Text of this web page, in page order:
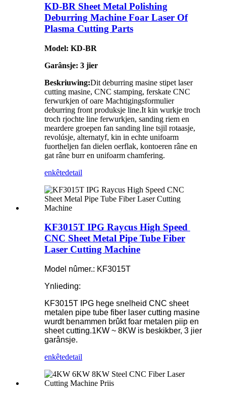
KD-BR Sheet Metal Polishing
Deburring Machine Foar Laser Of
Plasma Cutting Parts
Model: KD-BR
Garânsje: 3 jier
Beskriuwing:Dit deburring masine stipet laser
cutting masine, CNC stamping, ferskate CNC
ferwurkjen of oare Machtigingsformulier
deburring front produksje line.It kin wurkje troch
troch rjochte line ferwurkjen, sanding riem en
meardere groepen fan sanding line tsjil rotaasje,
revolúsje, alternatyf, kin in echte unifoarm
fuortheljen fan dielen oerflak, kontoeren râne en
gat râne burr en unifoarm chamfering.
enkêtedetail
KF3015T IPG Raycus High Speed ​​
CNC Sheet Metal Pipe Tube Fiber
Laser Cutting Machine
Model nûmer.: KF3015T
Ynlieding:
KF3015T IPG hege snelheid CNC sheet
metalen pipe tube fiber laser cutting masine
wurdt benammen brûkt foar metalen piip en
sheet cutting.1KW ~ 8KW is beskikber, 3 jier
garânsje.
enkêtedetail